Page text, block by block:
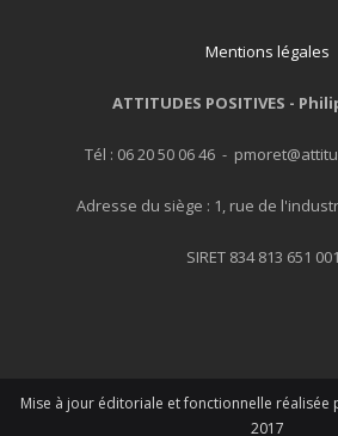
Mentions légales
ATTITUDES POSITIVES -
Tél : 06 20 50 06 46 -
Adresse du siège : 1, rue de
SIRET 834 813 651
Mise à jour éditoriale et fonctionnelle réalisée
2017